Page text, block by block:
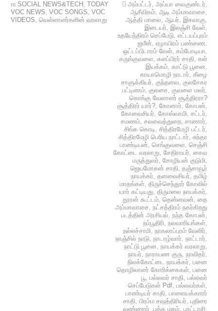
SOCIAL NEWS&TECH ,TODAY
VOC NEWS,VOC SONGS,VOC
VIDEOS,வெள்ளாளர்களின் வரலாறு
அம்பட்டர், அய்யா வைகுண்டர்,
ஆசீவிகம், ஆடி அம்மாவாசை,
ஆத்தி மாலை, ஆயர், இசவாகு,
இடையர், இலஞ்சி வேள்,
உதயேந்திரம் செப்பேடு, எட்டயப்புரம்
ஜமீன், ஏழாயிரம் பண்ணை,
ஒட்டப்பிடாரம் வேள், கம்போடியா,
கருங்குவளை, களப்பிரர் சாதி, கள்
இயக்கம், காட்டு பூனை,
காயாமொழி நாடார், கீழை
சாளுக்கியர், குந்தவை, குலசேகர
பட்டிணம், குலசை, குவளை மலர்,
கொங்கு வேளாளர் சூத்திரரா?
சூத்திரர் யார்?, கோனார், கோபன்,
கோவைசியர், கோஸ்வாமி, சட்டர்,
சமணம், சலவைத்துறை, சாணார்,
சிங்க கொடி, சித்திரமேழி பட்டர்,
சித்திரமேழி பெரிய நாட்டார், சுந்தர
பாண்டியன், செங்குவளை, செஞ்சி
கோட்டை வரலாறு, சேதிராயர், சைவ
மருத்துவர், சோழியன் குடுமி,
ஜெயமோகன் சாதி, தஞ்சாவூர்
நாயக்கர், தனவைசியர், தமிழ்
மாதங்கள், திருச்செந்தூர் கோவில்
யார் கட்டியது, திருமலை நாயக்கர்,
தூரன் கூட்டம், தென்னவன், தை
அம்மாவாசை, நட்சத்திரம் நகர்கிறது
படத்தின் அரசியல், நந்த கோபன்,
நம்பூதிரி, நலவாரியங்கள்,
நல்லச்சாமி, நாகலாப்புரம் வேளிர்,
நாஞ்சில் நாடு, நாடாழ்வார், நாட்டார்,
நாட்டு பூனை, நாயக்கர் வரலாறு,
நாயர், நாராயண குரு, நாவிதர்,
நிலக்கோட்டை நாயக்கர், பனை
தொழிலாளர் கோரிக்கைகள், பனை
பூ, பல்லவர் சாதி, பல்லவர்
செப்பேடுகள் Pdf, பல்லவர்கள்,
பாண்டியர் சாதி, பாளையக்காரர்
சாதி, பிரம்ம சஷத்திரியர், புதிரை
வண்ணார், புத்த மதம், புரட்டாசி,